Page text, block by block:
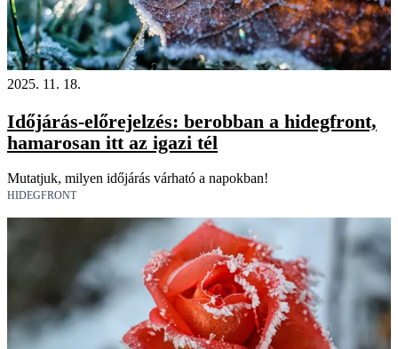
2025. 11. 18.
Időjárás-előrejelzés: berobban a hidegfront,
hamarosan itt az igazi tél
Mutatjuk, milyen időjárás várható a napokban!
HIDEGFRONT